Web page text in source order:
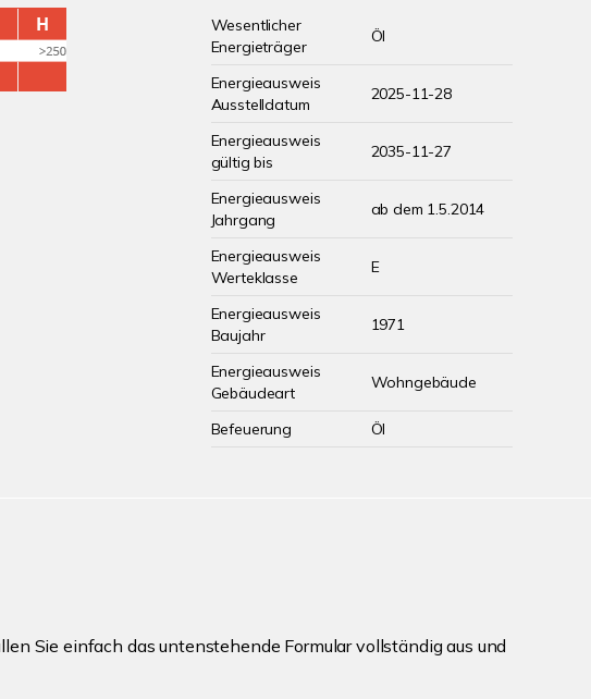
Wesentlicher
Energieträger
Öl
Energieausweis
Ausstelldatum
2025-11-28
Energieausweis
gültig bis
2035-11-27
Energieausweis
Jahrgang
ab dem 1.5.2014
Energieausweis
Werteklasse
E
Energieausweis
Baujahr
1971
Energieausweis
Gebäudeart
Wohngebäude
Befeuerung Öl
Sie einfach das untenstehende Formular vollständig aus und